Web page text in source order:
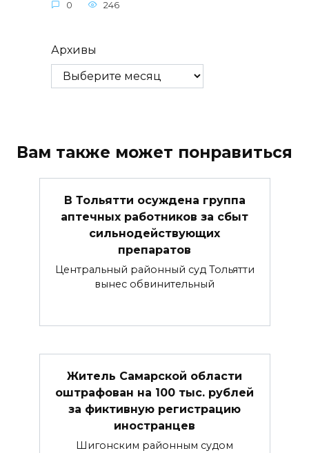
0 246
Архивы
Вам также может понравиться
В Тольятти осуждена группа
аптечных работников за сбыт
сильнодействующих
препаратов
Центральный районный суд Тольятти
вынес обвинительный
Житель Самарской области
оштрафован на 100 тыс. рублей
за фиктивную регистрацию
иностранцев
Шигонским районным судом